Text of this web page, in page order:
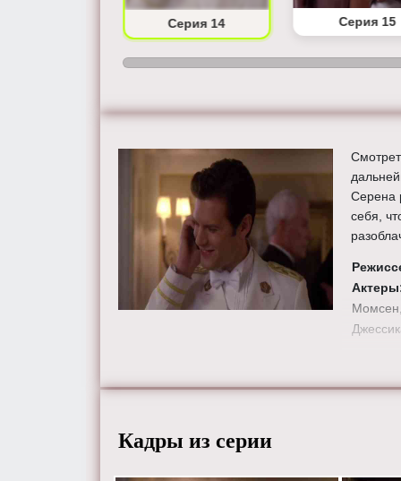
Серия 14 Серия 15
Серена
себя,
Кадры из серии